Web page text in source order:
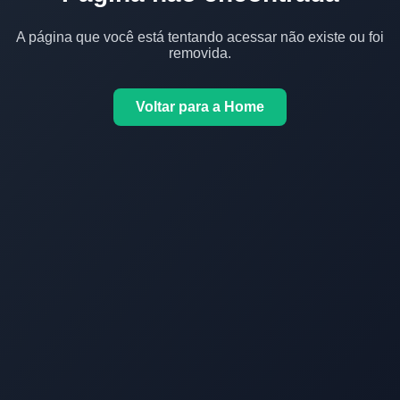
A página que você está tentando acessar não existe ou foi
removida.
Voltar para a Home